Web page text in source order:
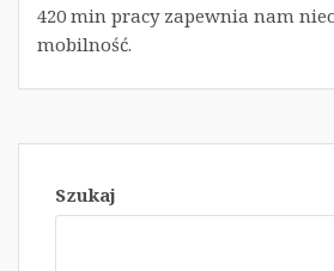
420 min pracy zapewnia nam
mobilność.
Szukaj